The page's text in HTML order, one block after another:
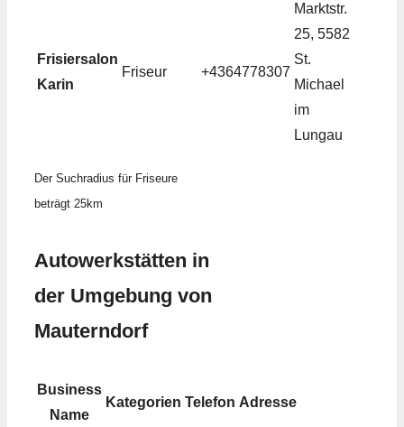
Frisiersalon
Karin
Friseur +4364778307
Marktstr.
25, 5582
St.
Michael
im
Lungau
Der Suchradius für Friseure
beträgt 25km
Autowerkstätten in
der Umgebung von
Mauterndorf
Business
Name
Kategorien Telefon Adresse